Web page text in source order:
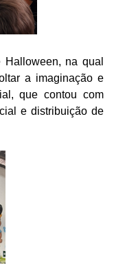
na qual
a imaginação e
que contou com
e distribuição de